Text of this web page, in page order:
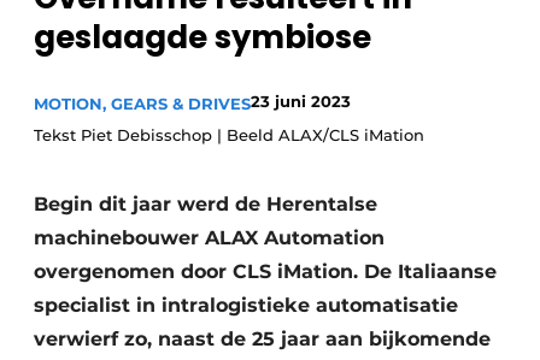
Privacy / Cookie statement
Vacatures
geslaagde symbiose
MOTION, GEARS & DRIVES23 juni 2023
Tekst Piet Debisschop | Beeld ALAX/CLS iMation
Begin dit jaar werd de Herentalse
machinebouwer ALAX Automation
overgenomen door CLS iMation. De Italiaanse
specialist in intralogistieke automatisatie
verwierf zo, naast de 25 jaar aan bijkomende